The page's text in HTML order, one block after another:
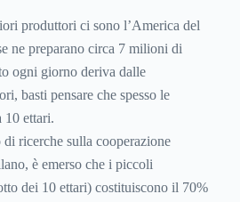
produttori ci sono l’America del
ne preparano circa 7 milioni di
ogni giorno deriva dalle
basti pensare che spesso le
10 ettari.
ricerche sulla cooperazione
è emerso che i piccoli
dei 10 ettari) costituiscono il 70%